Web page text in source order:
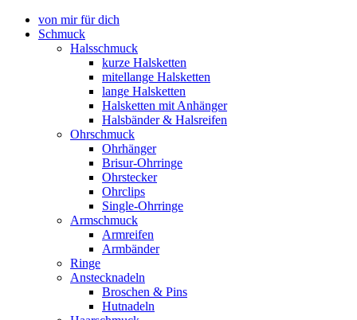
von mir für dich
Schmuck
Halsschmuck
kurze Halsketten
mitellange Halsketten
lange Halsketten
Halsketten mit Anhänger
Halsbänder & Halsreifen
Ohrschmuck
Ohrhänger
Brisur-Ohrringe
Ohrstecker
Ohrclips
Single-Ohrringe
Armschmuck
Armreifen
Armbänder
Ringe
Anstecknadeln
Broschen & Pins
Hutnadeln